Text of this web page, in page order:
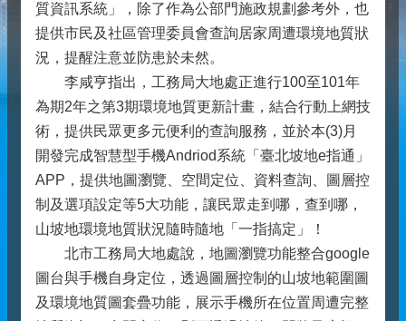
質資訊系統」，除了作為公部門施政規劃參考外，也
提供市民及社區管理委員會查詢居家周遭環境地質狀
況，提醒注意並防患於未然。
李咸亨指出，工務局大地處正進行100至101年
為期2年之第3期環境地質更新計畫，結合行動上網技
術，提供民眾更多元便利的查詢服務，並於本(3)月
開發完成智慧型手機Andriod系統「臺北坡地e指通」
APP，提供地圖瀏覽、空間定位、資料查詢、圖層控
制及選項設定等5大功能，讓民眾走到哪，查到哪，
山坡地環境地質狀況隨時隨地「一指搞定」！
北市工務局大地處說，地圖瀏覽功能整合google
圖台與手機自身定位，透過圖層控制的山坡地範圍圖
及環境地質圖套疊功能，展示手機所在位置周遭完整